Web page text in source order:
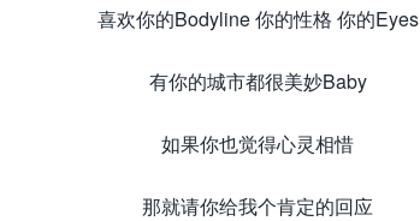
喜欢你的Bodyline 你的性格 你的Eyes
有你的城市都很美妙Baby
如果你也觉得心灵相惜
那就请你给我个肯定的回应